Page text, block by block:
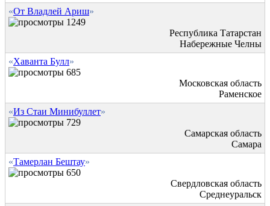
«От Владлей Ариш»
1249
Республика Татарстан
Набережные Челны
«Хаванта Булл»
685
Московская область
Раменское
«Из Стаи Минибуллет»
729
Самарская область
Самара
«Тамерлан Бештау»
650
Свердловская область
Среднеуральск